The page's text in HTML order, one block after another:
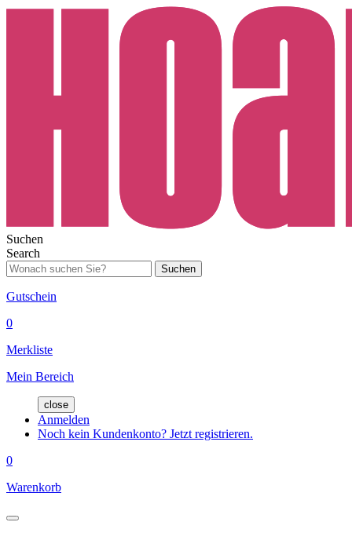
Suchen
Search
Suchen
Gutschein
0
Merkliste
Mein Bereich
close
Anmelden
Noch kein Kundenkonto? Jetzt registrieren.
0
Warenkorb